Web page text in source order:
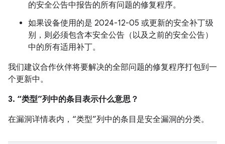
的安全公告中报告的所有问题的修复程序。
如果设备使用的是 2024-12-05 或更新的安全补丁级
别，则必须包含本安全公告（以及之前的安全公告）
中的所有适用补丁。
我们建议合作伙伴将要解决的全部问题的修复程序打包到一
个更新中。
3. “类型”列中的条目表示什么意思？
在漏洞详情表内，“类型”列中的条目是安全漏洞的分类。